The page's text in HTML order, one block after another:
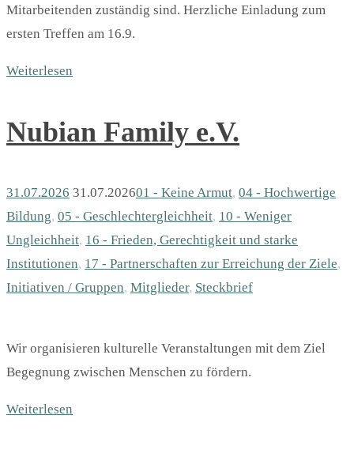
Mitarbeitenden zuständig sind. Herzliche Einladung zum
ersten Treffen am 16.9.
Weiterlesen
Nubian Family e.V.
31.07.2026 31.07.202601 - Keine Armut, 04 - Hochwertige
Bildung, 05 - Geschlechter­gleichheit, 10 - Weniger
Ungleichheit, 16 - Frieden, Gerechtigkeit und starke
Institutionen, 17 - Partnerschaften zur Erreichung der Ziele,
Initiativen / Gruppen, Mitglieder, Steckbrief
Wir organisieren kulturelle Veranstaltungen mit dem Ziel
Begegnung zwischen Menschen zu fördern.
Weiterlesen